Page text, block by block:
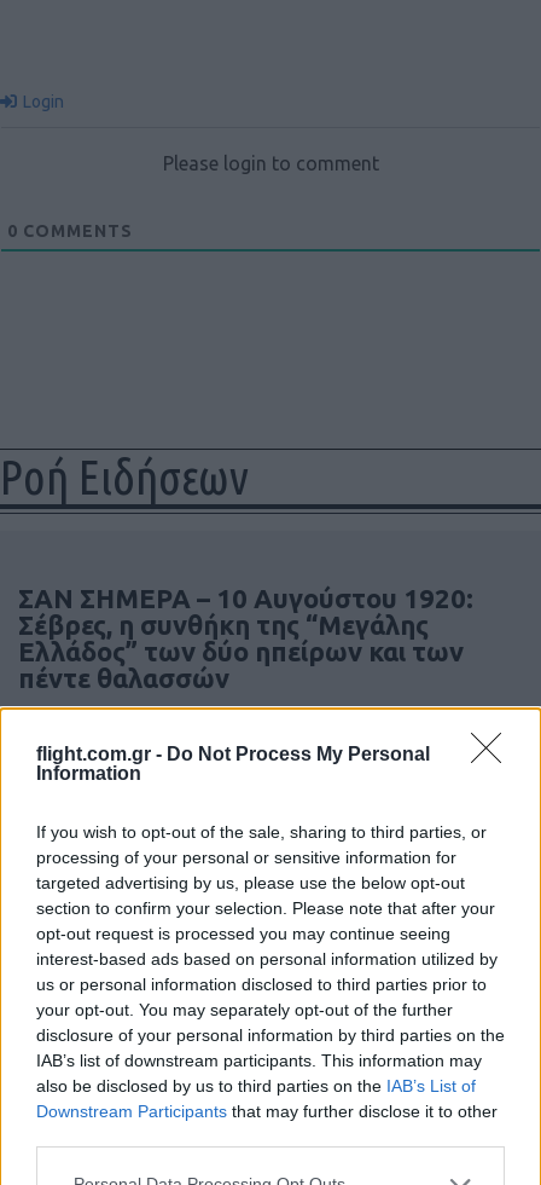
flight.com.gr - Do Not Process My Personal
Information
If you wish to opt-out of the sale, sharing to third parties, or
processing of your personal or sensitive information for
targeted advertising by us, please use the below opt-out
section to confirm your selection. Please note that after your
opt-out request is processed you may continue seeing
interest-based ads based on personal information utilized by
us or personal information disclosed to third parties prior to
your opt-out. You may separately opt-out of the further
disclosure of your personal information by third parties on the
IAB’s list of downstream participants. This information may
also be disclosed by us to third parties on the IAB’s List of
Downstream Participants that may further disclose it to other
Please note that this website/app uses one or more Google
Ροή Ειδήσεων
ΣΑΝ ΣΗΜΕΡΑ – 10 Αυγούστου 1920:
Σέβρες, η συνθήκη της “Μεγάλης
Ελλάδος” των δύο ηπείρων και των
πέντε θαλασσών
20:01
Σεισμός στην Κολομβία: Καταρρεύσεις
κτιρίων στο Κάλι – Άνθρωποι
εγκλωβισμένοι
18:40
Μελόνι και Φρεντέρικσεν ζητούν
κέντρα επαναπατρισμού εκτός
Ευρώπης
Login
Please login to comment
0 COMMENTS